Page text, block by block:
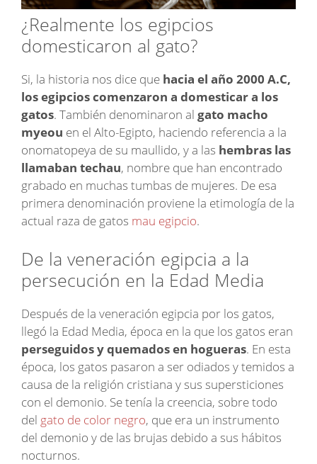
¿Realmente los egipcios
domesticaron al gato?
Si, la historia nos dice que hacia el año 2000 A.C,
los egipcios comenzaron a domesticar a los
gatos. También denominaron al gato macho
myeou en el Alto-Egipto, haciendo referencia a la
onomatopeya de su maullido, y a las hembras las
llamaban techau, nombre que han encontrado
grabado en muchas tumbas de mujeres. De esa
primera denominación proviene la etimología de la
actual raza de gatos mau egipcio.
De la veneración egipcia a la
persecución en la Edad Media
Después de la veneración egipcia por los gatos,
llegó la Edad Media, época en la que los gatos eran
perseguidos y quemados en hogueras. En esta
época, los gatos pasaron a ser odiados y temidos a
causa de la religión cristiana y sus supersticiones
con el demonio. Se tenía la creencia, sobre todo
del gato de color negro, que era un instrumento
del demonio y de las brujas debido a sus hábitos
nocturnos.